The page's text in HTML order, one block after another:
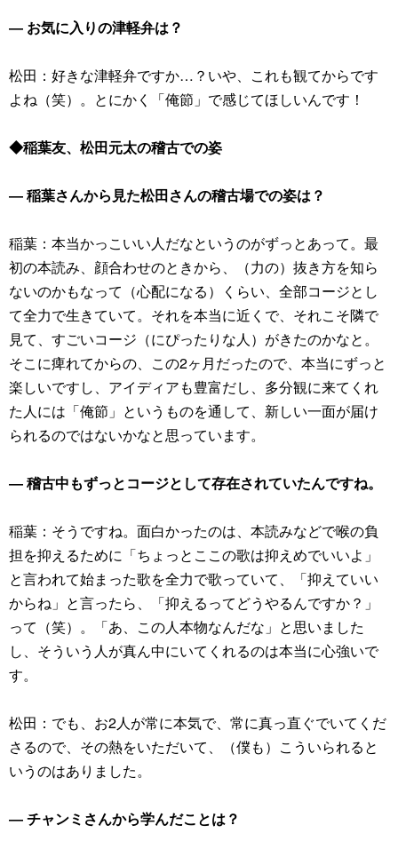
― お気に入りの津軽弁は？
松田：好きな津軽弁ですか…？いや、これも観てからです
よね（笑）。とにかく「俺節」で感じてほしいんです！
◆稲葉友、松田元太の稽古での姿
― 稲葉さんから見た松田さんの稽古場での姿は？
稲葉：本当かっこいい人だなというのがずっとあって。最
初の本読み、顔合わせのときから、（力の）抜き方を知ら
ないのかもなって（心配になる）くらい、全部コージとし
て全力で生きていて。それを本当に近くで、それこそ隣で
見て、すごいコージ（にぴったりな人）がきたのかなと。
そこに痺れてからの、この2ヶ月だったので、本当にずっと
楽しいですし、アイディアも豊富だし、多分観に来てくれ
た人には「俺節」というものを通して、新しい一面が届け
られるのではないかなと思っています。
― 稽古中もずっとコージとして存在されていたんですね。
稲葉：そうですね。面白かったのは、本読みなどで喉の負
担を抑えるために「ちょっとここの歌は抑えめでいいよ」
と言われて始まった歌を全力で歌っていて、「抑えていい
からね」と言ったら、「抑えるってどうやるんですか？」
って（笑）。「あ、この人本物なんだな」と思いました
し、そういう人が真ん中にいてくれるのは本当に心強いで
す。
松田：でも、お2人が常に本気で、常に真っ直ぐでいてくだ
さるので、その熱をいただいて、（僕も）こういられると
いうのはありました。
― チャンミさんから学んだことは？